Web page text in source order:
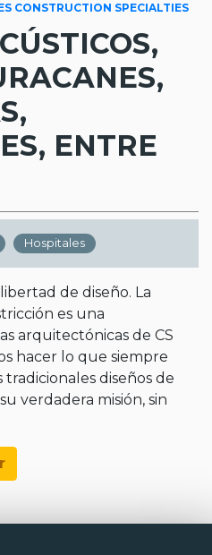
CONSTRUCTION SPECIALTIES
ENTRE
Hospitales
de diseño. La
es una
arquitectónicas de CS
hacer lo que siempre
tradicionales diseños de
verdadera misión, sin